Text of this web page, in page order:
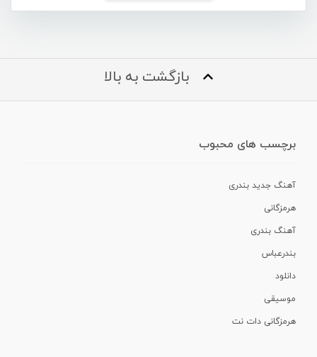
بازگشت به بالا
برچسب های محبوب
آهنگ جدید بندری
هرمزگانی
آهنگ بندری
بندرعباس
دانلود
موسیقی
هرمزگانی دات نت